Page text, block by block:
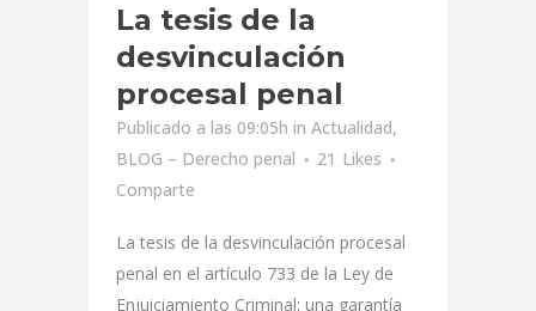
La tesis de la
desvinculación
procesal penal
Publicado a las 09:05h in Actualidad,
BLOG – Derecho penal
21 Likes
Comparte
La tesis de la desvinculación procesal
penal en el artículo 733 de la Ley de
Enjuiciamiento Criminal: una garantía